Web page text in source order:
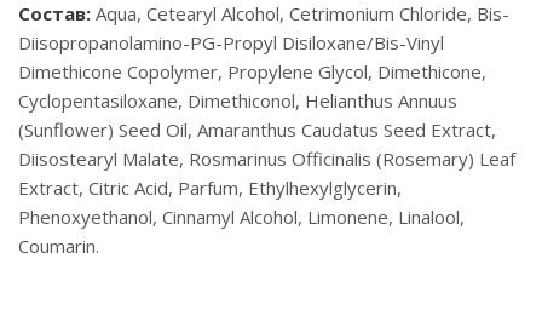
Состав: Aqua, Cetearyl Alcohol, Cetrimonium Chloride, Bis-
Diisopropanolamino-PG-Propyl Disiloxane/Bis-Vinyl
Dimethicone Copolymer, Propylene Glycol, Dimethicone,
Cyclopentasiloxane, Dimethiconol, Helianthus Annuus
(Sunflower) Seed Oil, Amaranthus Caudatus Seed Extract,
Diisostearyl Malate, Rosmarinus Officinalis (Rosemary) Leaf
Extract, Citric Acid, Parfum, Ethylhexylglycerin,
Phenoxyethanol, Cinnamyl Alcohol, Limonene, Linalool,
Coumarin.